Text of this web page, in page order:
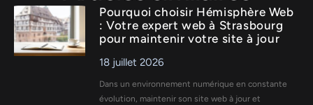
Pourquoi choisir Hémisphère Web
: Votre expert web à Strasbourg
pour maintenir votre site à jour
18 juillet 2026
Dans un environnement numérique en constante
évolution, maintenir son site web à jour et